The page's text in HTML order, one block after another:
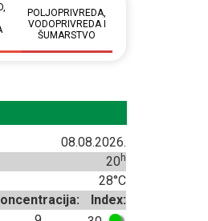
POLJOPRIVREDA,
VODOPRIVREDA I
ŠUMARSTVO
08.08.2026.
20 h
28°C
Index: